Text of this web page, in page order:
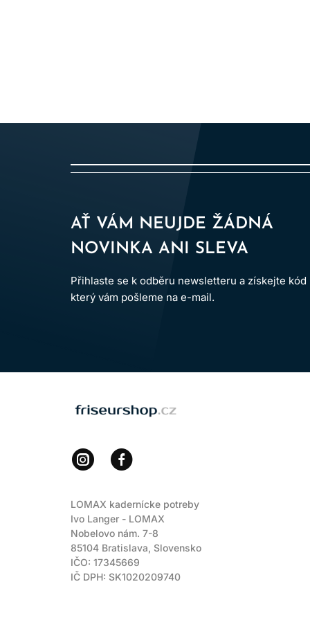
Ověřte pokyny na konkrétním
Obvykle se nanáší
JE
Kosmetická péče
AŤ VÁM NEUJDE ŽÁDNÁ
NOVINKA ANI SLEVA
Přihlaste se k odběru newsletteru a získejte kód
který vám pošleme na e-mail.
LOMAX kadernícke potreby
Ivo Langer - LOMAX
Nobelovo nám. 7-8
85104 Bratislava, Slovensko
IČO: 17345669
IČ DPH: SK1020209740